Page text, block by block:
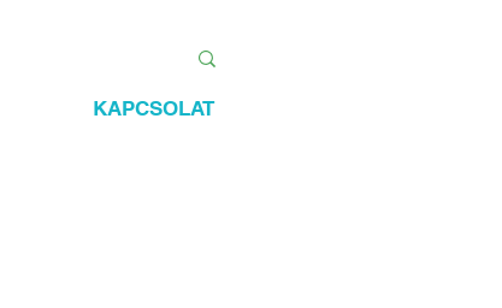
KAPCSOLAT